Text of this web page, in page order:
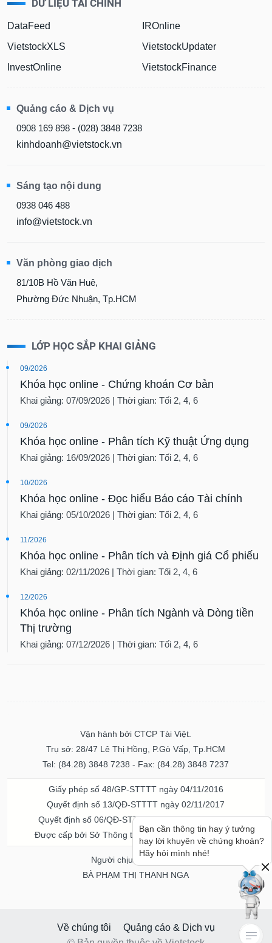
DỮ LIỆU TÀI CHÍNH
DataFeed
VietstockXLS
InvestOnline
IROnline
VietstockUpdater
VietstockFinance
Quảng cáo & Dịch vụ
0908 169 898 - (028) 3848 7238
kinhdoanh@vietstock.vn
Sáng tạo nội dung
0938 046 488
info@vietstock.vn
Văn phòng giao dịch
81/10B Hồ Văn Huê,
Phường Đức Nhuận, Tp.HCM
LỚP HỌC SẮP KHAI GIẢNG
09/2026
Khóa học online - Chứng khoán Cơ bản
Khai giảng: 07/09/2026 | Thời gian: Tối 2, 4, 6
09/2026
Khóa học online - Phân tích Kỹ thuật Ứng dụng
Khai giảng: 16/09/2026 | Thời gian: Tối 2, 4, 6
10/2026
Khóa học online - Đọc hiểu Báo cáo Tài chính
Khai giảng: 05/10/2026 | Thời gian: Tối 2, 4, 6
11/2026
Khóa học online - Phân tích và Định giá Cổ phiếu
Khai giảng: 02/11/2026 | Thời gian: Tối 2, 4, 6
12/2026
Khóa học online - Phân tích Ngành và Dòng tiền
Thị trường
Khai giảng: 07/12/2026 | Thời gian: Tối 2, 4, 6
Vận hành bởi CTCP Tài Việt.
Trụ sở: 28/47 Lê Thị Hồng, P.Gò Vấp, Tp.HCM
Tel: (84.28) 3848 7238 - Fax: (84.28) 3848 7237
Giấy phép số 48/GP-STTTT ngày 04/11/2016
Quyết định số 13/QĐ-STTTT ngày 02/11/2017
Quyết định số 06/QĐ-STTTT-ICP ngày 20/07/2023
Được cấp bởi Sở Thông tin và Truyền thông TPHCM
Người chịu trách nhiệm
BÀ PHẠM THỊ THANH NGA
Về chúng tôi
Quảng cáo & Dịch vụ
Bạn cần thông tin hay ý tưởng
hay lời khuyên về chứng khoán?
Hãy hỏi mình nhé!